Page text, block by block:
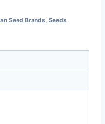
Seed Brands Seeds